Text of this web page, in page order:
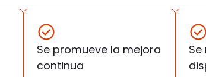
Se promueve la mejora
continua